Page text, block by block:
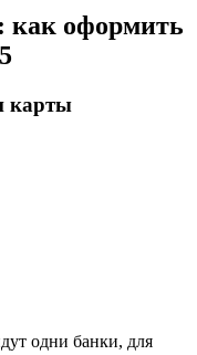
как оформить
карты
одни банки, для